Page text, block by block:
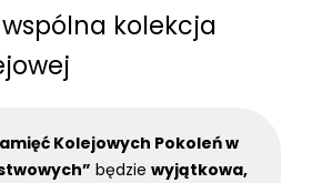
kolekcja
Kolejowych Pokoleń w
będziewyjątkowa,